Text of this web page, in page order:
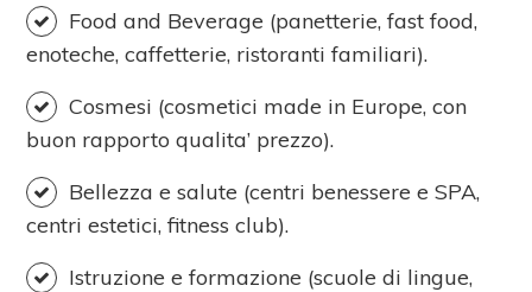
Food and Beverage (panetterie, fast food,
enoteche, caffetterie, ristoranti familiari).
Cosmesi (cosmetici made in Europe, con
buon rapporto qualita’ prezzo).
Bellezza e salute (centri benessere e SPA,
centri estetici, fitness club).
Istruzione e formazione (scuole di lingue,